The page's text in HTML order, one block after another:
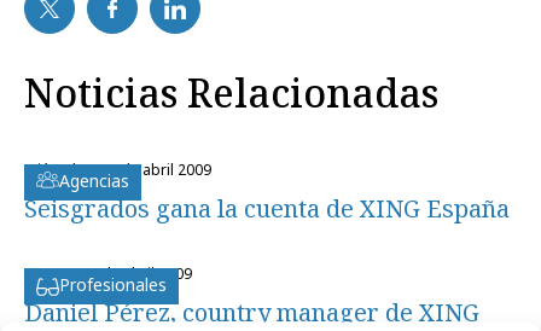
Noticias Relacionadas
Agencias
miércoles, 29 de abril 2009
Seisgrados gana la cuenta de XING España
Profesionales
martes, 28 de abril 2009
Daniel Pérez, country manager de XING